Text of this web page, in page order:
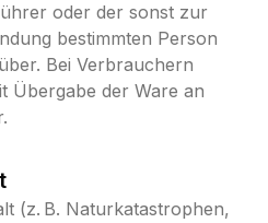
oder der sonst zur
bestimmten Person
Bei Verbrauchern
Übergabe der Ware an
(z. B. Naturkatastrophen,